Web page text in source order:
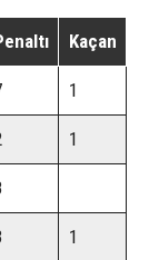
Kaçan
1
1
1